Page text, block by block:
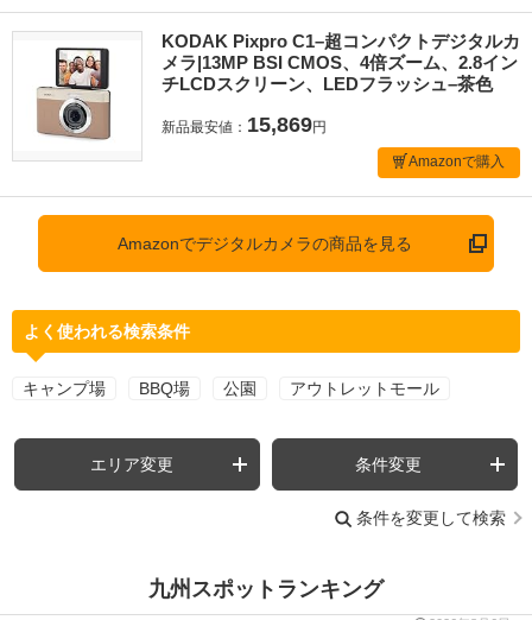
KODAK Pixpro C1–超コンパクトデジタルカ
メラ|13MP BSI CMOS、4倍ズーム、2.8イン
チLCDスクリーン、LEDフラッシュ–茶色
新品最安値： 15,869円
Amazonで購入
Amazonでデジタルカメラの商品を見る
よく使われる検索条件
キャンプ場 BBQ場 公園 アウトレットモール
エリア変更 条件変更
条件を変更して検索
九州スポットランキング